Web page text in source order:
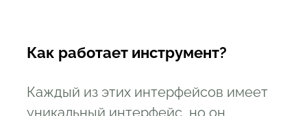
Как работает инструмент?
Каждый из этих интерфейсов имеет